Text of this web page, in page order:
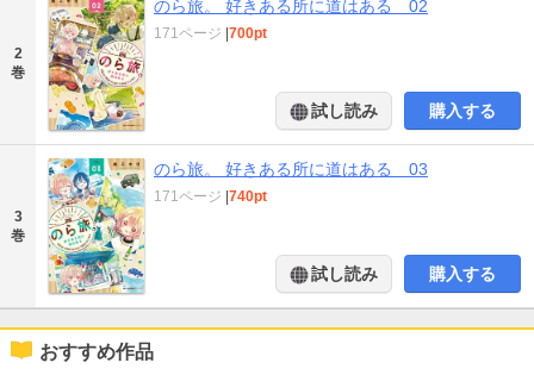
2
巻
のら旅。 好きある所に道はある 02
171ページ |700pt
試し読み 購入する
3
巻
のら旅。 好きある所に道はある 03
171ページ |740pt
試し読み 購入する
おすすめ作品